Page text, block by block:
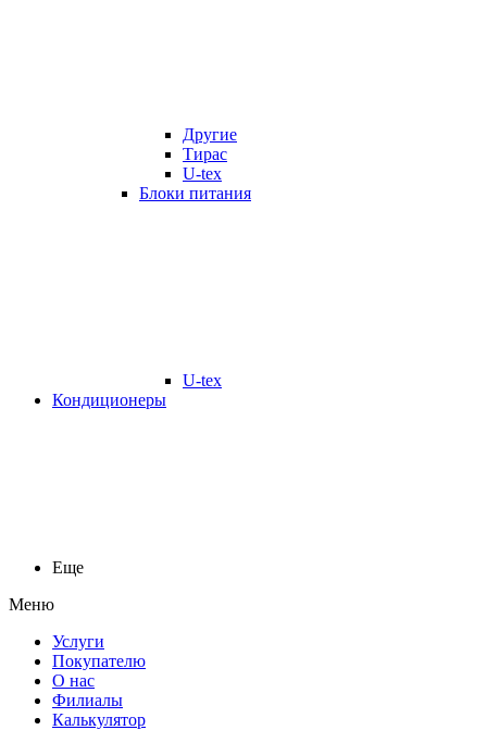
Другие
Тирас
U-tex
Блоки питания
U-tex
Кондиционеры
Еще
Меню
Услуги
Покупателю
О нас
Филиалы
Калькулятор